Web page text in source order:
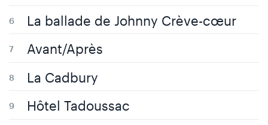
La ballade de Johnny Crève-cœur
Avant/Après
La Cadbury
Hôtel Tadoussac